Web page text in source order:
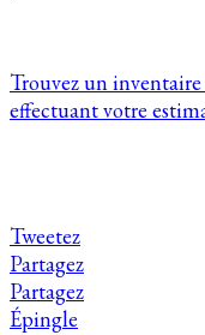
Trouvez un
effectuant votre
Tweetez
Partagez
Partagez
Épingle